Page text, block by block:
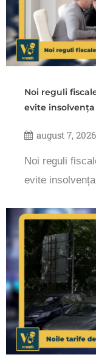
Noi reguli
evite insolvența
august 7, 2026
Noi reguli
evite